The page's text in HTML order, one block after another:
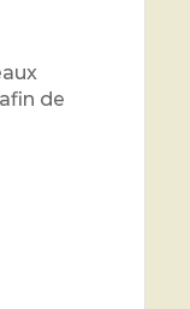
de